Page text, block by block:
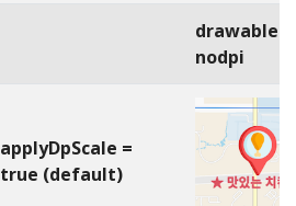
drawable-
nodpi
applyDpScale =
true (default)